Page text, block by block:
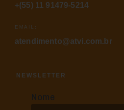
+(55) 11 91479-5214
EMAIL:
atendimento@atvi.com.br
NEWSLETTER
Nome